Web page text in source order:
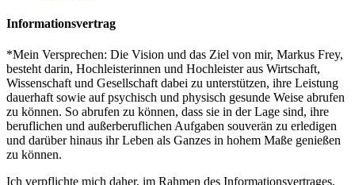
Informationsvertrag
*Mein Versprechen: Die Vision und das Ziel von mir, Markus Frey,
besteht darin, Hochleisterinnen und Hochleister aus Wirtschaft,
Wissenschaft und Gesellschaft dabei zu unterstützen, ihre Leistung
dauerhaft sowie auf psychisch und physisch gesunde Weise abrufen
zu können. So abrufen zu können, dass sie in der Lage sind, ihre
beruflichen und außerberuflichen Aufgaben souverän zu erledigen
und darüber hinaus ihr Leben als Ganzes in hohem Maße genießen
zu können.
Ich verpflichte mich daher, im Rahmen des Informationsvertrages,